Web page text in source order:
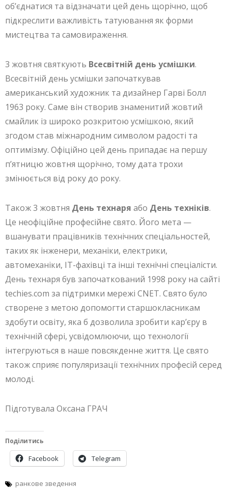
об’єднатися та відзначати цей день щорічно, щоб
підкреслити важливість татуювання як форми
мистецтва та самовираження.
3 жовтня святкують Всесвітній день усмішки.
Всесвітній день усмішки започаткував
американський художник та дизайнер Гарві Болл
1963 року. Саме він створив знаменитий жовтий
смайлик із широко розкритою усмішкою, який
згодом став міжнародним символом радості та
оптимізму. Офіційно цей день припадає на першу
п’ятницю жовтня щорічно, тому дата трохи
змінюється від року до року.
Також 3 жовтня День технаря або День техніків.
Це неофіційне професійне свято. Його мета —
вшанувати працівників технічних спеціальностей,
таких як інженери, механіки, електрики,
автомеханіки, ІТ-фахівці та інші технічні спеціалісти.
День технаря був започаткований 1998 року на сайті
techies.com за підтримки мережі CNET. Свято було
створене з метою допомогти старшокласникам
здобути освіту, яка б дозволила зробити кар’єру в
технічній сфері, усвідомлюючи, що технології
інтегруються в наше повсякденне життя. Це свято
також сприяє популяризації технічних професій серед
молоді.
Підготувала Оксана ГРАЧ
Поділитись
Facebook Telegram
ранкове зведення